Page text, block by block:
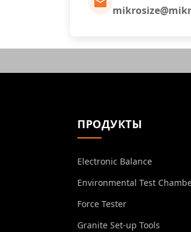
ПРОДУКТЫ
Electronic Balance
Environmental Test
Force Tester
Granite Set-up Tools